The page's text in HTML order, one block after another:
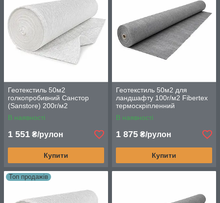
Геотекстиль 50м2
голкопробивний Санстор
(Sanstore) 200г/м2
високоміцний з
поліестерових волокон
В наявності
1 551 ₴/рулон
Купити
Геотекстиль 50м2 для
ландшафту 100г/м2 Fibertex
термоскріпленний
високоміцний нетканий
матеріал
В наявності
1 875 ₴/рулон
Купити
Топ продажів